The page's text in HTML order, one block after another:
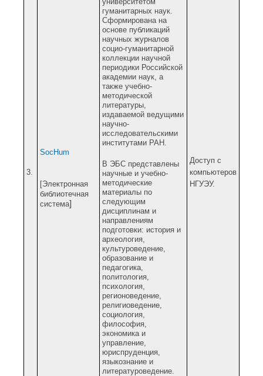
3.
SocHum
[Электронная
библиотечная
система]
гуманитарных наук.
Сформирована на
основе публикаций
научных журналов
социо-гуманитарной
коллекции научной
периодики Российской
академии наук, а
также учебно-
методической
литературы,
издаваемой ведущими
научно-
исследовательскими
институтами РАН.
В ЭБС представлены
научные и учебно-
методические
материалы по
следующим
дисциплинам и
направлениям
подготовки: история и
археология,
культуроведение,
образование и
педагогика,
политология,
психология,
регионоведение,
религиоведение,
социология,
философия,
экономика и
управление,
юриспруденция,
языкознание и
литературоведение.
Доступ с
компьютеров
НГУЭУ.